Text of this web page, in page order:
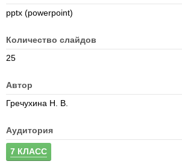
pptx (powerpoint)
Количество слайдов
25
Автор
Гречухина Н. В.
Аудитория
7 КЛАСС